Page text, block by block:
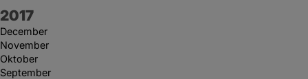
År:
2017
December
November
Oktober
September